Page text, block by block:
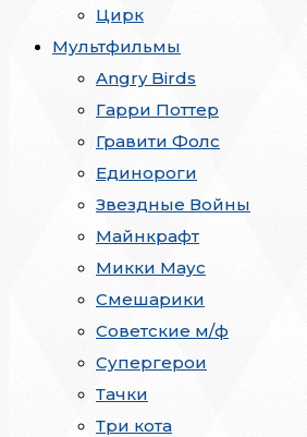
Цирк
Мультфильмы
Angry Birds
Гарри Поттер
Гравити Фолс
Единороги
Звездные Войны
Майнкрафт
Микки Маус
Смешарики
Советские м/ф
Супергерои
Тачки
Три кота